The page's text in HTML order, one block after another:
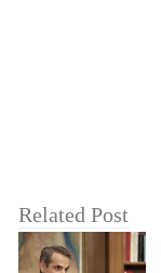
Related Post